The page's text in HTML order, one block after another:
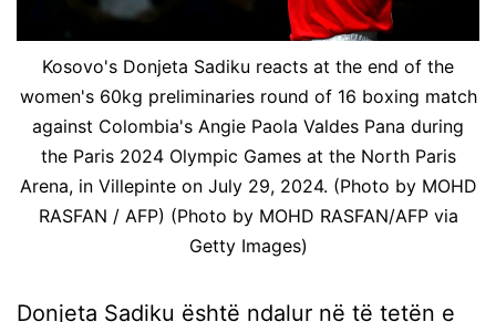
Kosovo's Donjeta Sadiku reacts at the end of the
women's 60kg preliminaries round of 16 boxing match
against Colombia's Angie Paola Valdes Pana during
the Paris 2024 Olympic Games at the North Paris
Arena, in Villepinte on July 29, 2024. (Photo by MOHD
RASFAN / AFP) (Photo by MOHD RASFAN/AFP via
Getty Images)
Donjeta Sadiku është ndalur në të tetën e